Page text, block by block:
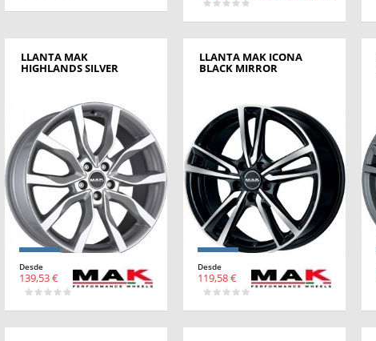
LLANTA MAK
HIGHLANDS SILVER
Desde
139,53 €
LLANTA MAK ICONA
BLACK MIRROR
Desde
119,58 €